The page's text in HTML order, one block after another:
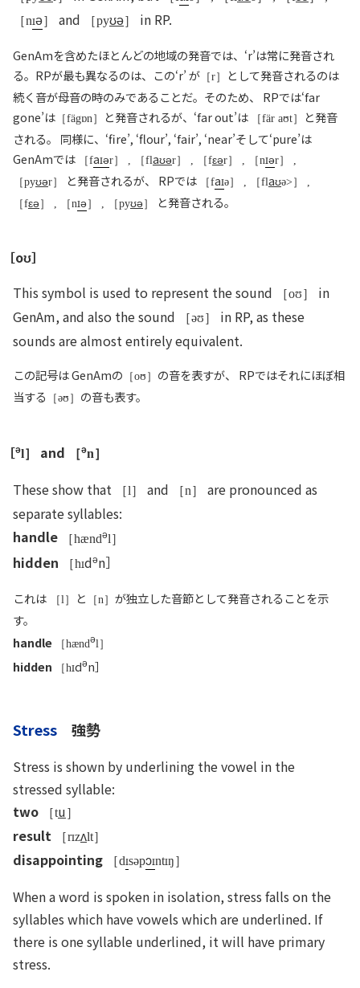
［n ə］ and ［pyʊə］ in RP.
GenAmを含めたほとんどの地域の発音では、‘r’は常に発音され
る。RPが最も異なるのは、この‘r’ が ［r］
として発音されるのは
続く音が母音の時のみであることだ。そのため、 RPでは‘far
gone’は ［fägɒn］ と発音されるが、‘far out’は ［fär aʊt］
と発音
される。 同様に、‘fire’, ‘flour’, ‘fair’, ‘near’そして‘pure’は
GenAmでは
［fa ər］ , ［flaʊər］ , ［fεər］ , ［n ər］ ,
［pyʊər］ と発音されるが、 RPでは ［fa ə］ , ［flaʊə>］ ,
［fεə］ , ［n ə］ , ［pyʊə］ と発音される。
［oʊ］
This symbol is used to represent the sound
［oʊ］
in
GenAm, and also the sound
［əʊ］
in RP, as these
sounds are almost entirely equivalent.
この記号は GenAmの ［oʊ］ の音を表すが、 RPではそれにほぼ相
当する
［əʊ］ の音も表す。
［əl］ and ［ən］
These show that ［l］ and ［n］
are pronounced as
separate syllables:
handle
［hændəl］
hidden ［h dən］
これは ［l］ と ［n］ が独立した音節として発音されることを示
す。
handle
［hændəl］
hidden ［h dən］
Stress 強勢
Stress is shown by underlining the vowel in the
stressed syllable:
two
［tu］
result ［r zʌlt］
disappointing ［d səpɔ nt ŋ］
When a word is spoken in isolation, stress falls on the
syllables which have vowels which are underlined. If
there is one syllable underlined, it will have primary
stress.